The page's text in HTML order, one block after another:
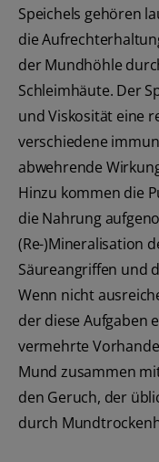
Speichels gehören
die
der Mundhöhle
Schleimhäute. Der
und Viskosität eine
verschiedene
abwehrende
Hinzu kommen die
die Nahrung
(Re-)Mineralisation
Säureangriffen und
Wenn nicht
der diese Aufgaben
vermehrte
Mund zusammen
den Geruch, der
durch